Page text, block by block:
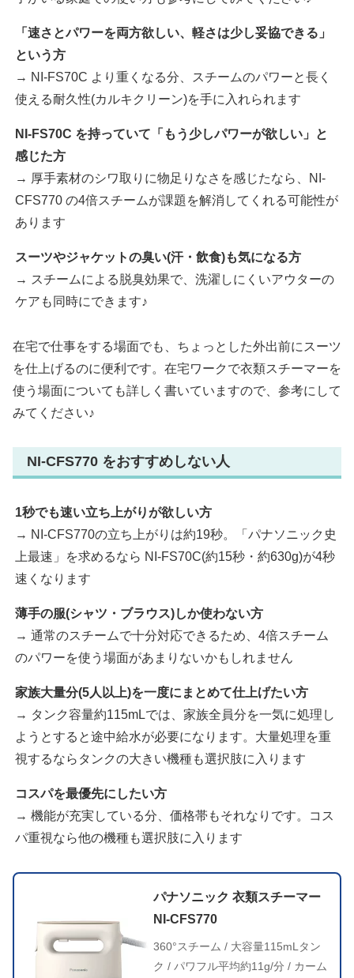
「速さとパワーを両方欲しい、軽さは少し妥協できる」
という方
→ NI-FS70C より重くなる分、スチームのパワーと長く
使える耐久性(カルキクリーン)を手に入れられます
NI-FS70C を持っていて「もう少しパワーが欲しい」と
感じた方
→ 厚手素材のシワ取りに物足りなさを感じたなら、NI-
CFS770 の4倍スチームが課題を解消してくれる可能性が
あります
スーツやジャケットの臭い(汗・飲食)も気になる方
→ スチームによる脱臭効果で、洗濯しにくいアウターの
ケアも同時にできます♪
在宅で仕事をする場面でも、ちょっとした外出前にスーツ
を仕上げるのに便利です。在宅ワークで衣類スチーマーを
使う場面についても詳しく書いていますので、参考にして
みてください♪
NI-CFS770 をおすすめしない人
1秒でも速い立ち上がりが欲しい方
→ NI-CFS770の立ち上がりは約19秒。「パナソニック史
上最速」を求めるなら NI-FS70C(約15秒・約630g)が4秒
速くなります
薄手の服(シャツ・ブラウス)しか使わない方
→ 通常のスチームで十分対応できるため、4倍スチーム
のパワーを使う場面があまりないかもしれません
家族大量分(5人以上)を一度にまとめて仕上げたい方
→ タンク容量約115mLでは、家族全員分を一気に処理し
ようとすると途中給水が必要になります。大量処理を重
視するならタンクの大きい機種も選択肢に入ります
コスパを最優先にしたい方
→ 機能が充実している分、価格帯もそれなりです。コス
パ重視なら他の機種も選択肢に入ります
パナソニック 衣類スチーマー
NI-CFS770
360°スチーム / 大容量115mLタン
ク / パワフル平均約11g/分 / カーム